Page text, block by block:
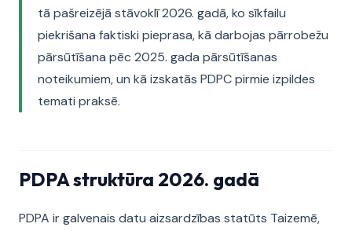
tā pašreizējā stāvoklī 2026. gadā, ko sīkfailu
piekrišana faktiski pieprasa, kā darbojas pārrobežu
pārsūtīšana pēc 2025. gada pārsūtīšanas
noteikumiem, un kā izskatās PDPC pirmie izpildes
temati praksē.
PDPA struktūra 2026. gadā
PDPA ir galvenais datu aizsardzības statūts Taizemē,